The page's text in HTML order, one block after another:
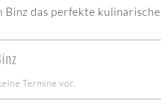
Binz das perfekte
Termine vor.